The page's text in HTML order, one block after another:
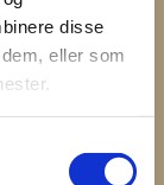
disse
eller som